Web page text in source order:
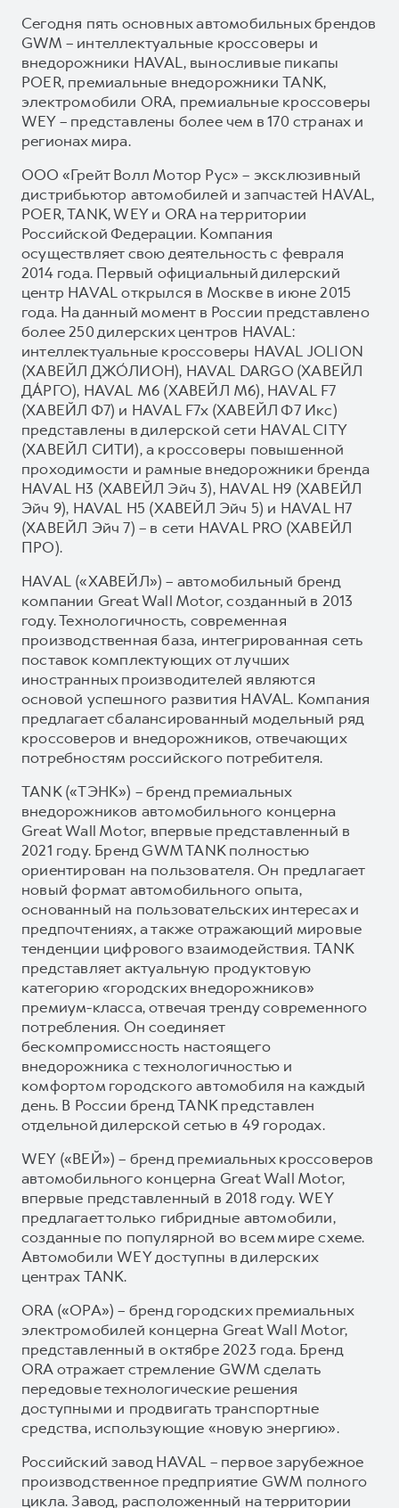
Сегодня пять основных автомобильных брендов
GWM – интеллектуальные кроссоверы и
внедорожники HAVAL, выносливые пикапы
POER, премиальные внедорожники TANK,
электромобили ORA, премиальные кроссоверы
WEY – представлены более чем в 170 странах и
регионах мира.
ООО «Грейт Волл Мотор Рус» – эксклюзивный
дистрибьютор автомобилей и запчастей HAVAL,
POER, TANK, WEY и ORA на территории
Российской Федерации. Компания
осуществляет свою деятельность с февраля
2014 года. Первый официальный дилерский
центр HAVAL открылся в Москве в июне 2015
года. На данный момент в России представлено
более 250 дилерских центров HAVAL:
интеллектуальные кроссоверы HAVAL JOLION
(ХАВЕЙЛ ДЖО́ЛИОН), HAVAL DARGO (ХАВЕЙЛ
ДА́РГО), HAVAL М6 (ХАВЕЙЛ M6), HAVAL F7
(ХАВЕЙЛ Ф7) и HAVAL F7x (ХАВЕЙЛ Ф7 Икс)
представлены в дилерской сети HAVAL CITY
(ХАВЕЙЛ СИТИ), а кроссоверы повышенной
проходимости и рамные внедорожники бренда
HAVAL H3 (ХАВЕЙЛ Эйч 3), HAVAL H9 (ХАВЕЙЛ
Эйч 9), HAVAL H5 (ХАВЕЙЛ Эйч 5) и HAVAL H7
(ХАВЕЙЛ Эйч 7) – в сети HAVAL PRO (ХАВЕЙЛ
ПРО).
HAVAL («ХАВЕЙЛ») – автомобильный бренд
компании Great Wall Motor, созданный в 2013
году. Технологичность, современная
производственная база, интегрированная сеть
поставок комплектующих от лучших
иностранных производителей являются
основой успешного развития HAVAL. Компания
предлагает сбалансированный модельный ряд
кроссоверов и внедорожников, отвечающих
потребностям российского потребителя.
TANK («ТЭНК») – бренд премиальных
внедорожников автомобильного концерна
Great Wall Motor, впервые представленный в
2021 году. Бренд GWM TANK полностью
ориентирован на пользователя. Он предлагает
новый формат автомобильного опыта,
основанный на пользовательских интересах и
предпочтениях, а также отражающий мировые
тенденции цифрового взаимодействия. TANK
представляет актуальную продуктовую
категорию «городских внедорожников»
премиум-класса, отвечая тренду современного
потребления. Он соединяет
бескомпромиссность настоящего
внедорожника с технологичностью и
комфортом городского автомобиля на каждый
день. В России бренд TANK представлен
отдельной дилерской сетью в 49 городах.
WEY («ВЕЙ») – бренд премиальных кроссоверов
автомобильного концерна Great Wall Motor,
впервые представленный в 2018 году. WEY
предлагает только гибридные автомобили,
созданные по популярной во всем мире схеме.
Автомобили WEY доступны в дилерских
центрах TANK.
ORA («ОРА») – бренд городских премиальных
электромобилей концерна Great Wall Motor,
представленный в октябре 2023 года. Бренд
ORA отражает стремление GWM сделать
передовые технологические решения
доступными и продвигать транспортные
средства, использующие «новую энергию».
Российский завод HAVAL – первое зарубежное
производственное предприятие GWM полного
цикла. Завод, расположенный на территории